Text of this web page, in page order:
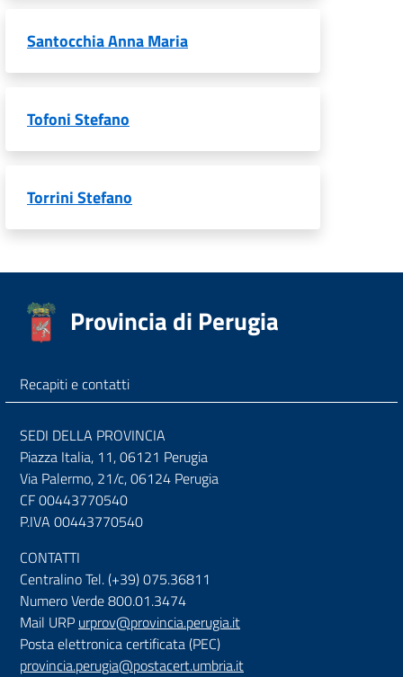
Santocchia Anna Maria
Tofoni Stefano
Torrini Stefano
Provincia di Perugia
Recapiti e contatti
SEDI DELLA PROVINCIA
Piazza Italia, 11, 06121 Perugia
Via Palermo, 21/c, 06124 Perugia
CF 00443770540
P.IVA 00443770540
CONTATTI
Centralino Tel. (+39) 075.36811
Numero Verde 800.01.3474
Mail URP urprov@provincia.perugia.it
Posta elettronica certificata (PEC)
provincia.perugia@postacert.umbria.it